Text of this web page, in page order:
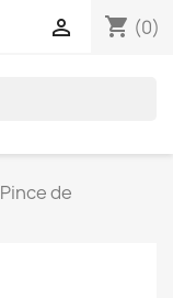
shopping_cart (0)

Pince de